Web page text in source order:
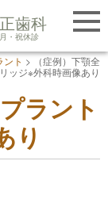
歯科
月・祝休診
ント >
（症例）下顎全
ッジ※外科時画像あり
ラント
り